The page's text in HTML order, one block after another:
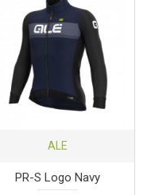
ALE
PR-S Logo Navy